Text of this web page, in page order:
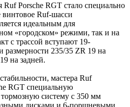
Porsche RGT стало специально
винтовое Ruf-шасси
идеальным для
«городском» режими, так и на
с трассой вступают 19-
235/35 ZR 19 на
на задней.
мастера Ruf
RGT специальную
систему с 350 мм
дисками и 6-поршневыми